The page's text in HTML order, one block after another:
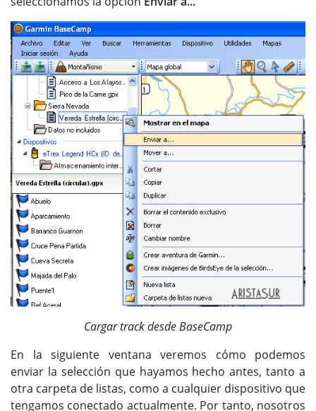
Cargar track desde BaseCamp
En la siguiente ventana veremos cómo podemos
enviar la selección que hayamos hecho antes, tanto a
otra carpeta de listas, como a cualquier dispositivo que
tengamos conectado actualmente. Por tanto, nosotros